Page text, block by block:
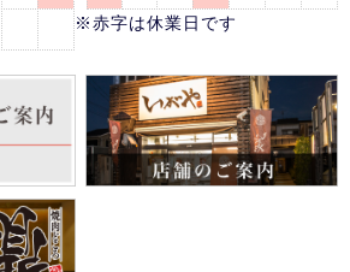
※赤字は休業日です